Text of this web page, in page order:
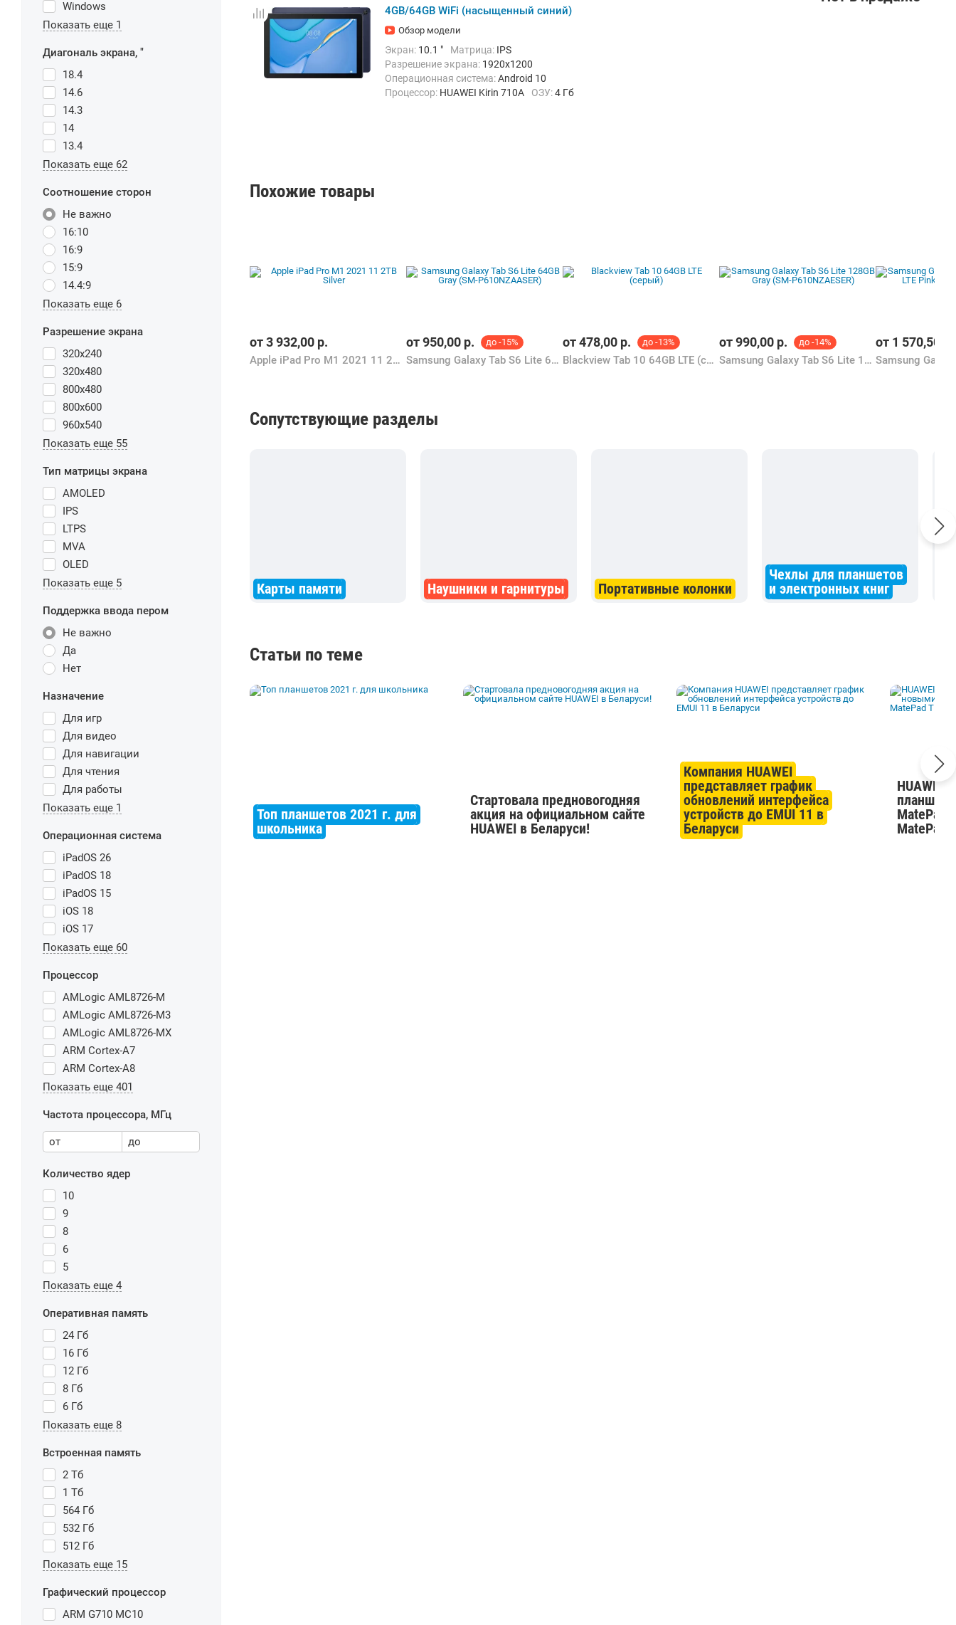
Windows
Показать еще 1
Диагональ экрана, "
18.4
14.6
14.3
14
13.4
Показать еще 62
Соотношение сторон
Не важно
16:10
16:9
15:9
14.4:9
Показать еще 6
Разрешение экрана
320x240
320x480
800x480
800x600
960x540
Показать еще 55
Тип матрицы экрана
AMOLED
IPS
LTPS
MVA
OLED
Показать еще 5
Поддержка ввода пером
Не важно
Да
Нет
Назначение
Для игр
Для видео
Для навигации
Для чтения
Для работы
Показать еще 1
Операционная система
iPadOS 26
iPadOS 18
iPadOS 15
iOS 18
iOS 17
Показать еще 60
Процессор
AMLogic AML8726-M
AMLogic AML8726-M3
AMLogic AML8726-MX
ARM Cortex-A7
ARM Cortex-A8
Показать еще 401
Частота процессора, МГц
от до
Количество ядер
10
9
8
6
5
Показать еще 4
Оперативная память
24 Гб
16 Гб
12 Гб
8 Гб
6 Гб
Показать еще 8
Встроенная память
2 Тб
1 Тб
564 Гб
532 Гб
512 Гб
Показать еще 15
Графический процессор
ARM G710 MC10
4GB/64GB WiFi (насыщенный синий)
Обзор модели
Экран: 10.1 " Матрица: IPS
Разрешение экрана: 1920x1200
Операционная система:Android 10
Процессор: HUAWEI Kirin 710A ОЗУ:4 Гб
Похожие товары
от3 932,00 р.
Apple iPad Pro M1 2021 11 2TB Silver
от950,00 р. до -15%
Samsung Galaxy Tab S6 Lite 64GB Gray (SM-P610NZAASER)
от478,00 р. до -13%
Blackview Tab 10 64GB LTE (серый)
от990,00 р. до -14%
Samsung Galaxy Tab S6 Lite 128GB Gray (SM-P610NZAESER)
от 1 570,50
Сопутствующие разделы
Карты памяти Наушники и гарнитуры Портативные колонки
Чехлы для планшетов
и электронных книг
Статьи по теме
Топ планшетов 2021 г. для
школьника
Стартовала предновогодняя
акция на официальном сайте
HUAWEI в Беларуси!
Компания HUAWEI
представляет график
обновлений интерфейса
устройств до EMUI 11 в
Беларуси
HUAWEI
MatePad
MatePad